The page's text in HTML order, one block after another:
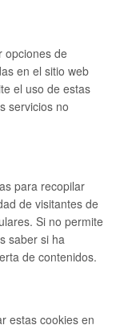
opciones de
en el sitio web
el uso de estas
servicios no
para recopilar
de visitantes de
Si no permite
saber si ha
de contenidos.
estas cookies en